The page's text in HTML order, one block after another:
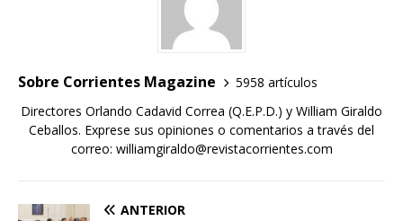
Sobre Corrientes Magazine
5958 artículos
Directores Orlando Cadavid Correa (Q.E.P.D.) y William Giraldo
Ceballos. Exprese sus opiniones o comentarios a través del
correo: williamgiraldo@revistacorrientes.com
ANTERIOR